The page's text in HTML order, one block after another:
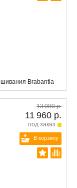
Brabantia
13 000 р.
11 960 р.
под заказ
В корзину